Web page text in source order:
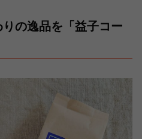
の逸品を「益子コー